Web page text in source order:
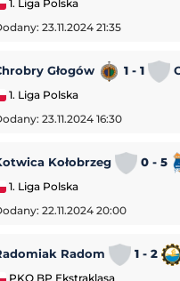
1. Liga Polska
23.11.2024 21:35
Głogów 1 - 1
1. Liga Polska
23.11.2024 16:30
Kołobrzeg 0 - 5
1. Liga Polska
22.11.2024 20:00
Radom 1 - 2
PKO BP Ekstraklasa